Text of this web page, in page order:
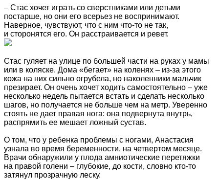
– Стас хочет играть со сверстниками или детьми
постарше, но они его всерьез не воспринимают.
Наверное, чувствуют, что с ним что-то не так,
и сторонятся его. Он расстраивается и ревет.
Стас гуляет на улице по большей части на руках у мамы
или в коляске. Дома «бегает» на коленях – из-за этого
кожа на них сильно огрубела, но наколенники мальчик
презирает. Он очень хочет ходить самостоятельно – уже
несколько недель пытается встать и сделать несколько
шагов, но получается не больше чем на метр. Уверенно
стоять не дает правая нога: она подвернута внутрь,
распрямить ее мешает ложный сустав.
О том, что у ребенка проблемы с ногами, Анастасия
узнала во время беременности, на четвертом месяце.
Врачи обнаружили у плода амниотические перетяжки
на правой голени – глубокие, до кости, словно кто-то
затянул прозрачную леску.